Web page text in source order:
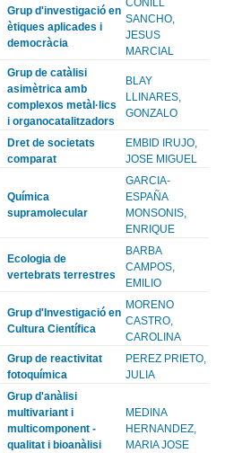
Grup d'investigació en
ètiques aplicades i
democràcia
SANCHO,
JESUS
MARCIAL
Grup de catàlisi
asimètrica amb
complexos metàl·lics
i organocatalitzadors
BLAY
LLINARES,
GONZALO
Dret de societats
comparat
EMBID IRUJO,
JOSE MIGUEL
Química
supramolecular
GARCIA-
ESPAÑA
MONSONIS,
ENRIQUE
Ecologia de
vertebrats terrestres
BARBA
CAMPOS,
EMILIO
Grup d'Investigació en
Cultura Científica
MORENO
CASTRO,
CAROLINA
Grup de reactivitat
fotoquímica
PEREZ PRIETO,
JULIA
Grup d'anàlisi
multivariant i
multicomponent -
qualitat i bioanàlisi
MEDINA
HERNANDEZ,
MARIA JOSE